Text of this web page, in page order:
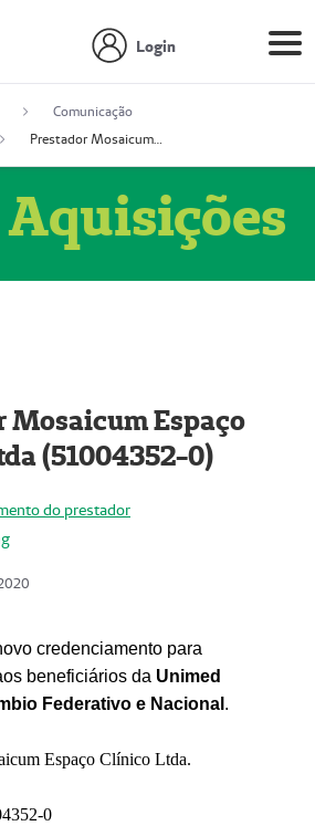
Login
Comunicação
Prestador Mosaicum Espaço Clínico Ltda (51004352-0)
Mosaicum Espaço
(51004352-0)
do prestador
credenciamento para
beneficiários da Unimed
Federativo e Nacional .
Espaço Clínico Ltda.
0